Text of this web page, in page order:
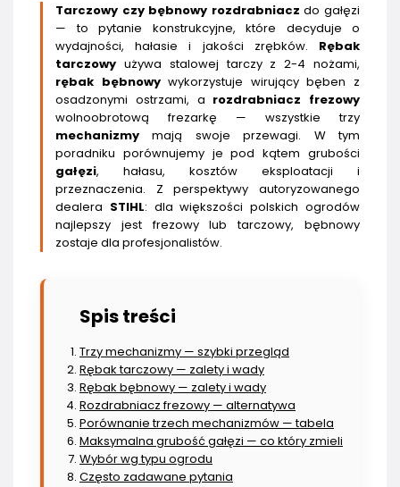
Tarczowy czy bębnowy rozdrabniacz do gałęzi
— to pytanie konstrukcyjne, które decyduje o
wydajności, hałasie i jakości zrębków. Rębak
tarczowy używa stalowej tarczy z 2-4 nożami,
rębak bębnowywykorzystuje wirujący bęben z
osadzonymi ostrzami, a rozdrabniacz frezowy
wolnoobrotową frezarkę — wszystkie trzy
mechanizmy mają swoje przewagi. W tym
poradniku porównujemy je pod kątem grubości
gałęzi, hałasu, kosztów eksploatacji i
przeznaczenia. Z perspektywy autoryzowanego
dealera STIHL: dla większości polskich ogrodów
najlepszy jest frezowy lub tarczowy, bębnowy
zostaje dla profesjonalistów.
Spis treści
Trzy mechanizmy — szybki przegląd
Rębak tarczowy — zalety i wady
Rębak bębnowy — zalety i wady
Rozdrabniacz frezowy — alternatywa
Porównanie trzech mechanizmów — tabela
Maksymalna grubość gałęzi — co który zmieli
Wybór wg typu ogrodu
Często zadawane pytania